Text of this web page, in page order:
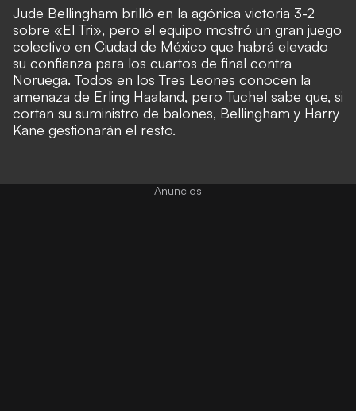
Jude Bellingham brilló en la agónica victoria 3-2
sobre «El Tri», pero el equipo mostró un gran juego
colectivo en Ciudad de México que habrá elevado
su confianza para los cuartos de final contra
Noruega. Todos en los Tres Leones conocen la
amenaza de Erling Haaland, pero Tuchel sabe que, si
cortan su suministro de balones, Bellingham y Harry
Kane gestionarán el resto.